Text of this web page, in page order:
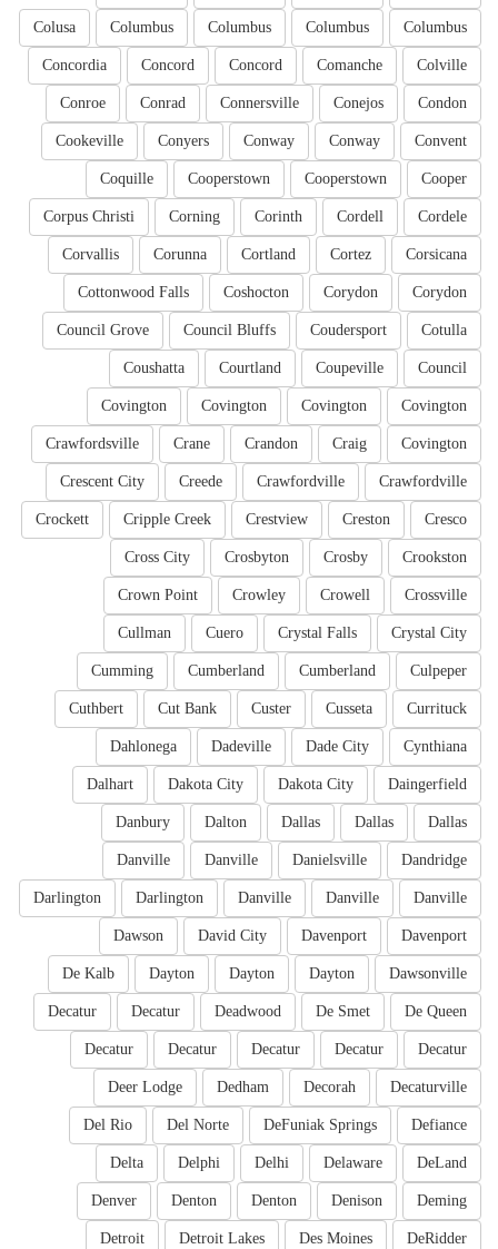
Columbus
Columbus
Columbus
Columbus
Colusa
Colville
Comanche
Concord
Concord
Concordia
Condon
Conejos
Connersville
Conrad
Conroe
Convent
Conway
Conway
Conyers
Cookeville
Cooper
Cooperstown
Cooperstown
Coquille
Cordele
Cordell
Corinth
Corning
Corpus Christi
Corsicana
Cortez
Cortland
Corunna
Corvallis
Corydon
Corydon
Coshocton
Cottonwood Falls
Cotulla
Coudersport
Council Bluffs
Council Grove
Council
Coupeville
Courtland
Coushatta
Covington
Covington
Covington
Covington
Covington
Craig
Crandon
Crane
Crawfordsville
Crawfordville
Crawfordville
Creede
Crescent City
Cresco
Creston
Crestview
Cripple Creek
Crockett
Crookston
Crosby
Crosbyton
Cross City
Crossville
Crowell
Crowley
Crown Point
Crystal City
Crystal Falls
Cuero
Cullman
Culpeper
Cumberland
Cumberland
Cumming
Currituck
Cusseta
Custer
Cut Bank
Cuthbert
Cynthiana
Dade City
Dadeville
Dahlonega
Daingerfield
Dakota City
Dakota City
Dalhart
Dallas
Dallas
Dallas
Dalton
Danbury
Dandridge
Danielsville
Danville
Danville
Danville
Danville
Danville
Darlington
Darlington
Davenport
Davenport
David City
Dawson
Dawsonville
Dayton
Dayton
Dayton
De Kalb
De Queen
De Smet
Deadwood
Decatur
Decatur
Decatur
Decatur
Decatur
Decatur
Decatur
Decaturville
Decorah
Dedham
Deer Lodge
Defiance
DeFuniak Springs
Del Norte
Del Rio
DeLand
Delaware
Delhi
Delphi
Delta
Deming
Denison
Denton
Denton
Denver
DeRidder
Des Moines
Detroit Lakes
Detroit